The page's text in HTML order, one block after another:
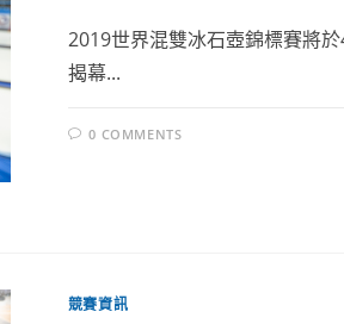
2019世界混雙冰石壺錦標賽將
揭幕...
0 COMMENTS
競賽資訊